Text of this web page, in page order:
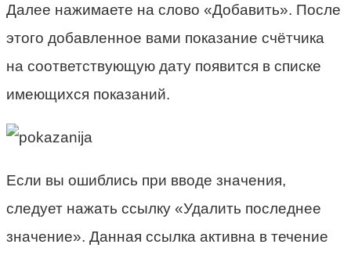
Далее нажимаете на слово «Добавить». После
этого добавленное вами показание счётчика
на соответствующую дату появится в списке
имеющихся показаний.
Если вы ошиблись при вводе значения,
следует нажать ссылку «Удалить последнее
значение». Данная ссылка активна в течение